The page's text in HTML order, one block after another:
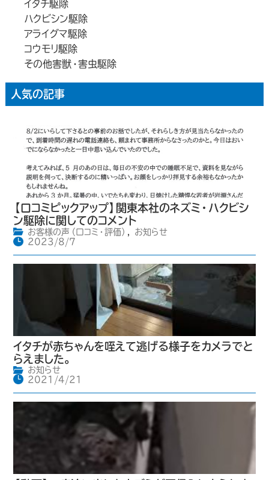
イタチ駆除
ハクビシン駆除
アライグマ駆除
コウモリ駆除
その他害獣・害虫駆除
人気の記事
【口コミピックアップ】関東本社のネズミ・ハクビシ
ン駆除に関してのコメント
お客様の声（口コミ・評価）
お知らせ
2023/8/7
イタチが赤ちゃんを咥えて逃げる様子をカメラでと
らえました。
お知らせ
2021/4/21